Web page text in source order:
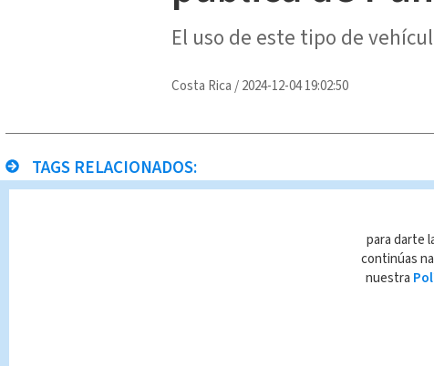
El uso de este tipo de
Costa Rica /2024-12-04 19:02:50
TAGS RELACIONADOS:
Queda prohibida la reproducción total o parcial del contenido de
autorizada constituye una infracción y un delito de conformidad con
para darte
continúas
nuestra